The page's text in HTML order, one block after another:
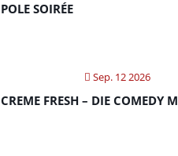
POLE SOIRÉE
Sep. 12 2026
CREME FRESH – DIE COMEDY